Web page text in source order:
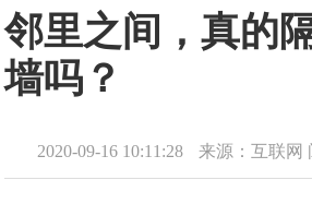
邻里之间，真的
墙吗？
2020-09-16 10:11:28 来源：互联网